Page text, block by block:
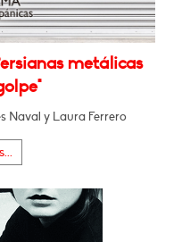
metálicas
Naval y Laura Ferrero